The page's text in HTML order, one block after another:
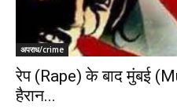
अपराध/crime
रेप (Rape) के बाद मुंबई
हैरान...